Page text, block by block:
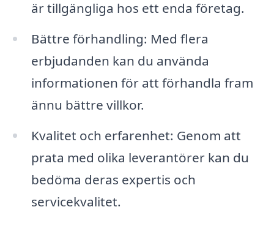
är tillgängliga hos ett enda företag.
Bättre förhandling: Med flera
erbjudanden kan du använda
informationen för att förhandla fram
ännu bättre villkor.
Kvalitet och erfarenhet: Genom att
prata med olika leverantörer kan du
bedöma deras expertis och
servicekvalitet.